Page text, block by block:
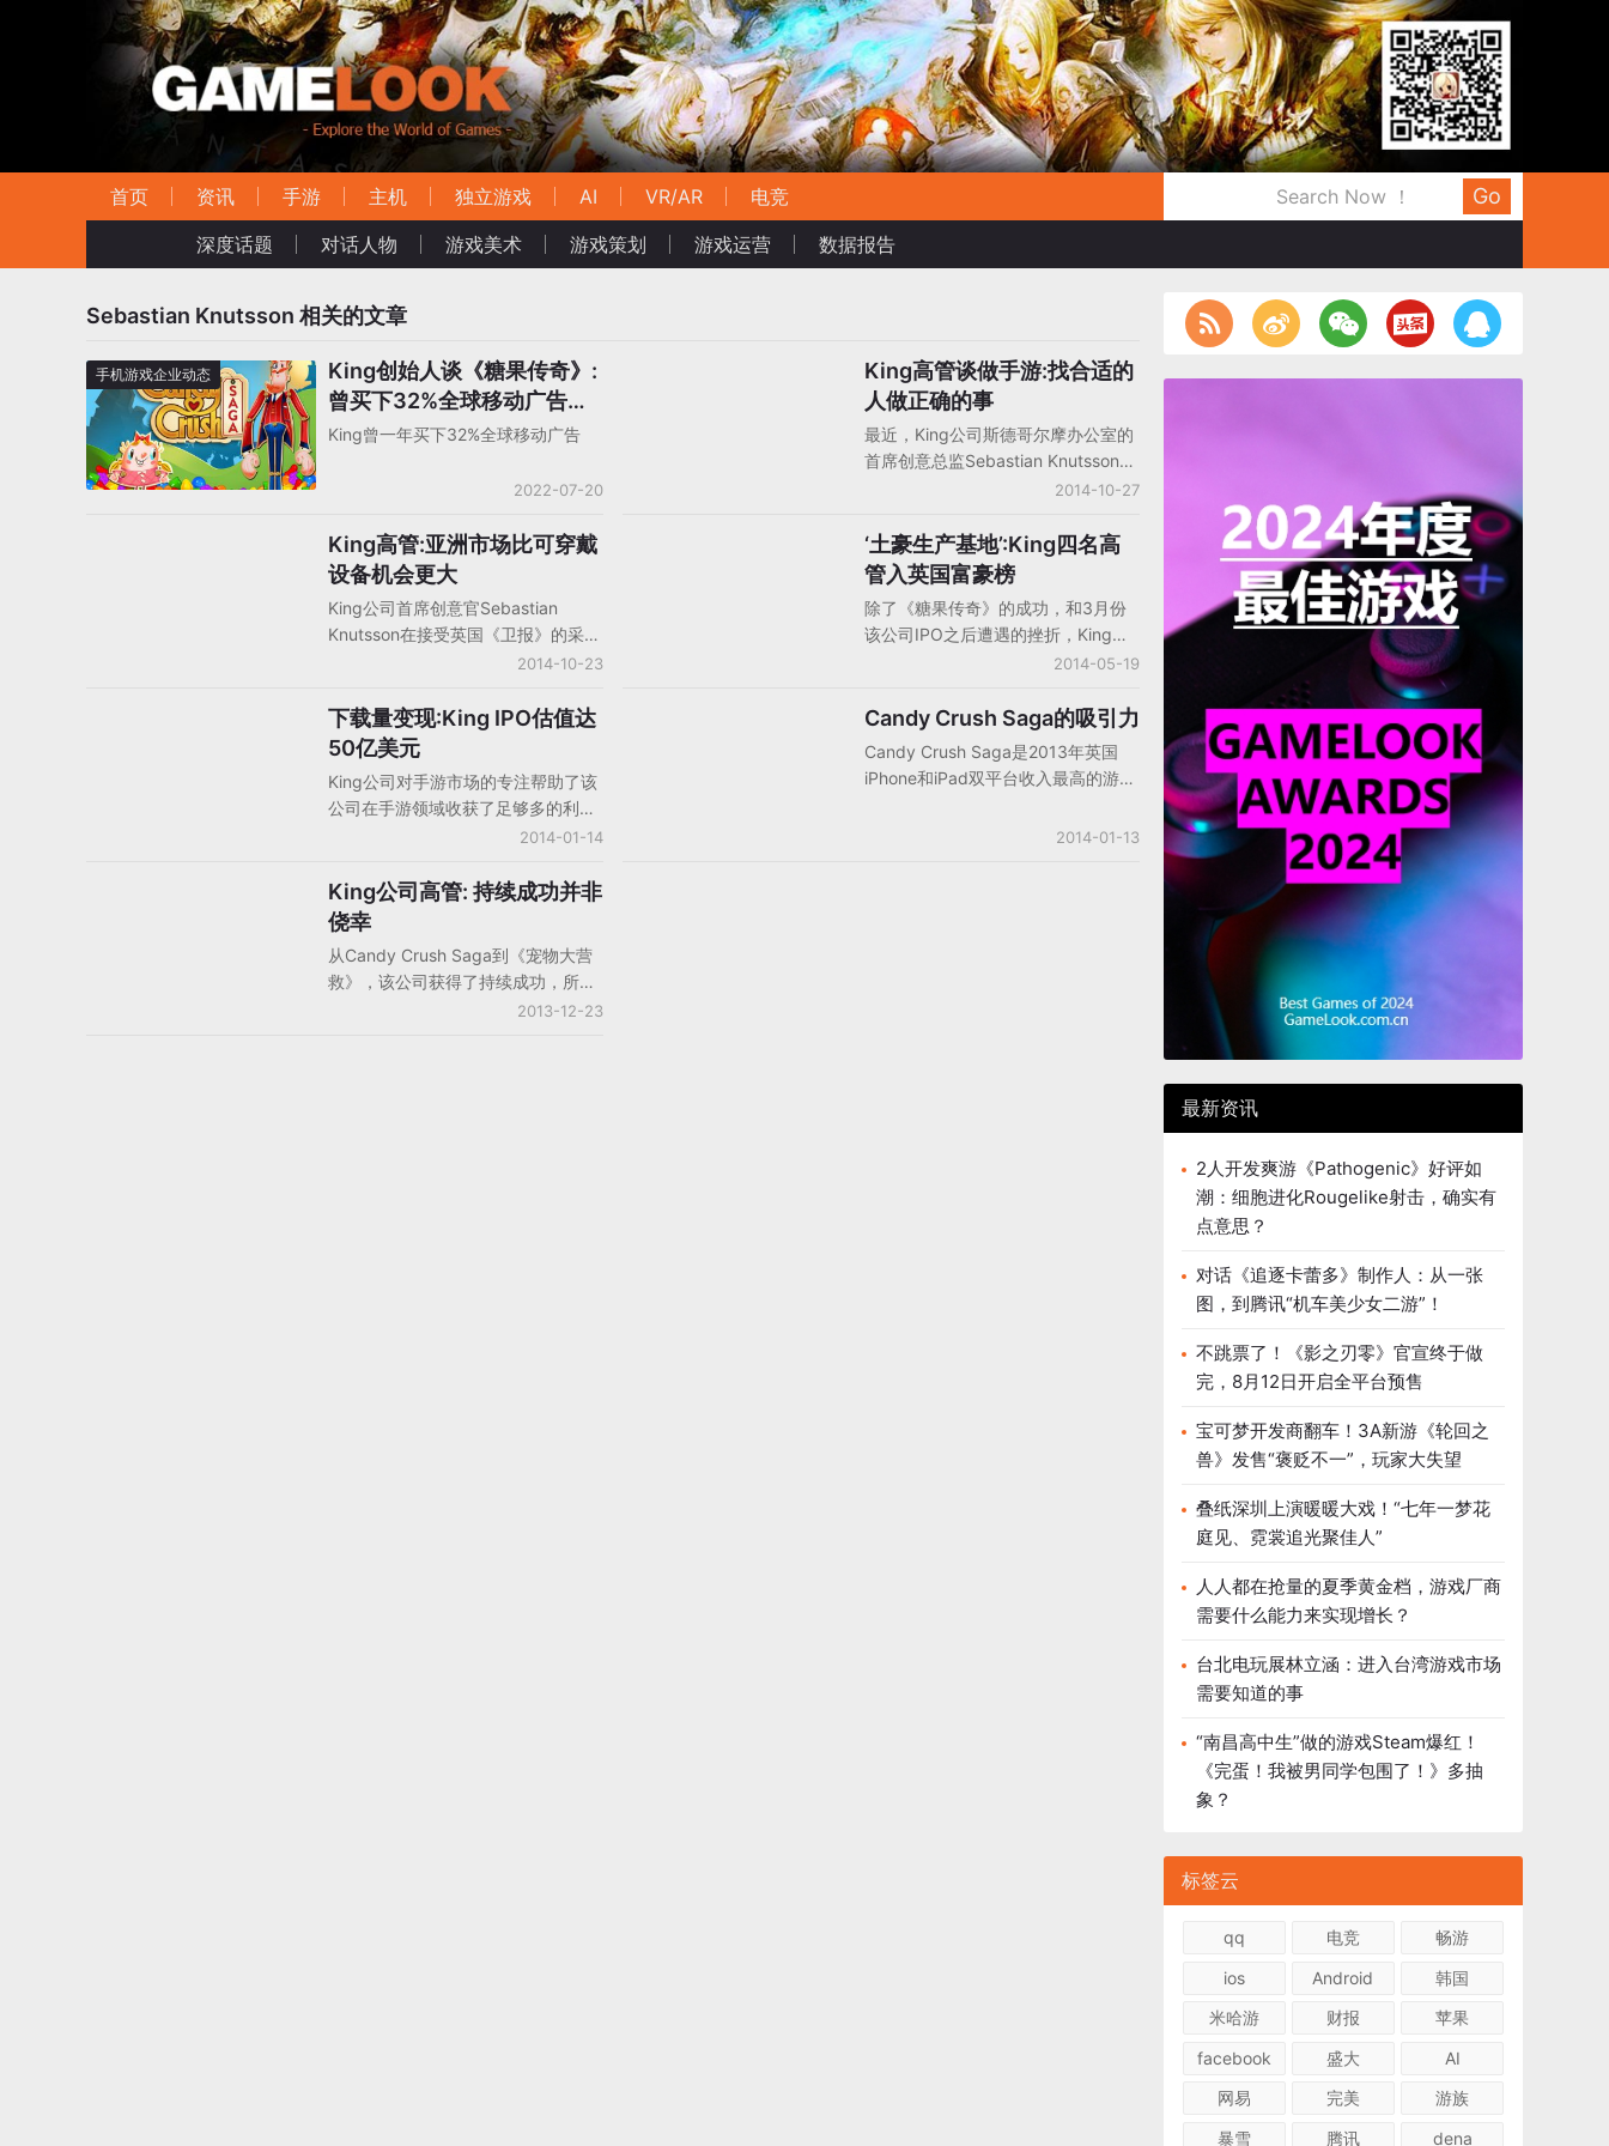
Go
首页 资讯 手游 主机 独立游戏 AI VR/AR
电竞
深度话题
对话人物 游戏美术 游戏策划 游戏运营 数据报告
Sebastian Knutsson 相关的文章
手机游戏企业动态
King创始人谈《糖果传奇》:
曾买下32%全球移动广告，
要砍掉分心项目
King曾一年买下32%全球移动广告
2022-07-20
King高管谈做手游:找合适的
人做正确的事
最近，King公司斯德哥尔摩办公室的
首席创意总监Sebastian Knutsson对
于King的新作品和公司未来的发展接
讨论，在谈到手游成功的时候，他表
示，作为开发商，最重要的是把握你
用户最多的平台，重视对公司最有价
值的平台。King希望保持团队的灵活
性并且把团队规模保持在可控的范围
内，要找到合适的人做正确的事情，
招到合适的人，再多都没有用。
2014-10-27
King高管:亚洲市场比可穿戴
设备机会更大
King公司首席创意官Sebastian
Knutsson在接受英国《卫报》的采访
时表示，并没有把《糖果苏打传奇》
们提供更多的玩法选择，并且未来会
对两款游戏投入持续的更新。在谈到
未来发展时，Knutsson表示对于智能
手表等平台持开放态度，但不会第一
个转向新平台，他认为亚洲微信和
KakaoTalk平台的机会更大。
2014-10-23
‘土豪生产基地’:King四名高
管入英国富豪榜
除了《糖果传奇》的成功，和3月份
该公司IPO之后遭遇的挫折，King其
实还是“土豪生产基地”。据英国《星
位高管进入了星期日泰晤士富豪榜。
Derbyshire商人Mel Morris持有King
公司12%的股份价值4.07亿英镑，他
以4.3亿英镑的身家位列第238名。
以3.54亿美元的身家名列第271，另
2014-05-19
下载量变现:King IPO估值达
50亿美元
King公司对手游市场的专注帮助了该
公司在手游领域收获了足够多的利
润。手游市场是一个规模数十亿美元
游戏时间，具有沉迷特点的消除游
戏。尽管King没有发布具体数字，但
业内专家们预计该公司的日收入在
100至300万美元之间。最近，据可
靠消息透露，King在美国上市的估值
2014-01-14
Candy Crush Saga的吸引力
Candy Crush Saga是2013年英国
iPhone和iPad双平台收入最高的游
消游戏吸引的呢？以下是King公司创
2014-01-13
King公司高管: 持续成功并非
侥幸
从Candy Crush Saga到《宠物大营
救》，该公司获得了持续成功，所以
可以说King在做正确的事情，但是，
2013-12-23
最新资讯
2人开发爽游《Pathogenic》好评如
潮：细胞进化Rougelike射击，确实有
点意思？
对话《追逐卡蕾多》制作人：从一张
图，到腾讯“机车美少女二游”！
不跳票了！《影之刃零》官宣终于做
完，8月12日开启全平台预售
宝可梦开发商翻车！3A新游《轮回之
兽》发售“褒贬不一”，玩家大失望
叠纸深圳上演暖暖大戏！“七年一梦花
庭见、霓裳追光聚佳人”
人人都在抢量的夏季黄金档，游戏厂商
需要什么能力来实现增长？
台北电玩展林立涵：进入台湾游戏市场
需要知道的事
“南昌高中生”做的游戏Steam爆红！
《完蛋！我被男同学包围了！》多抽
象？
标签云
qq 电竞
畅游
ios
Android
韩国
米哈游
财报
苹果
facebook
盛大
AI
网易
完美
游族
暴雪
腾讯 dena